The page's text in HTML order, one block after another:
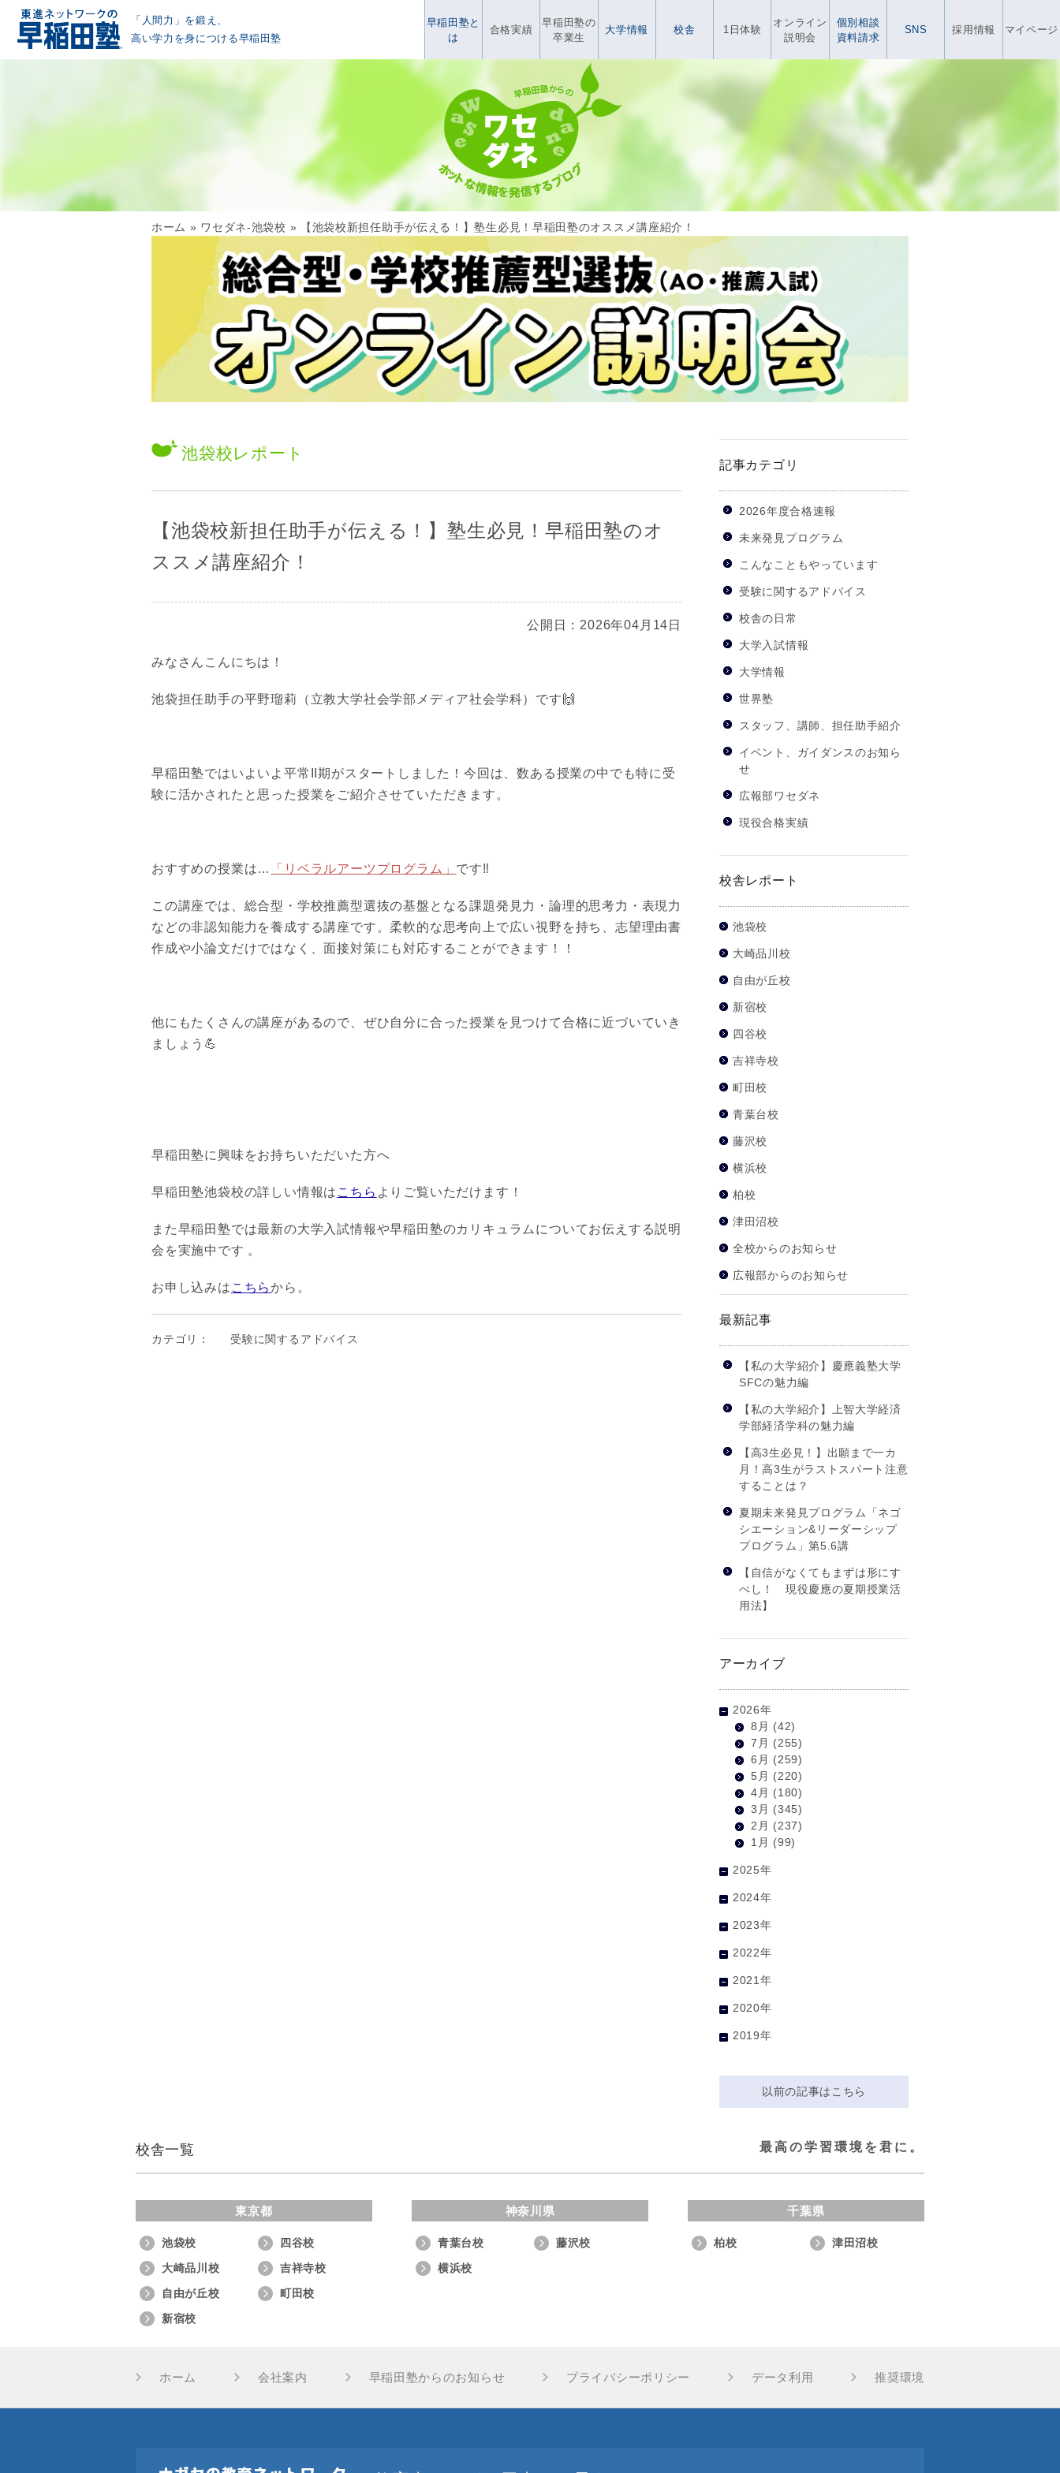
「人間力」を鍛え、
高い学力を身につける早稲田塾
早稲田塾と
は
合格実績
早稲田塾の
卒業生
大学情報 校舎 1日体験
オンライン
説明会
個別相談
資料請求
SNS 採用情報 マイページ
ホーム » ワセダネ-池袋校 » 【池袋校新担任助手が伝える！】塾生必見！早稲田塾のオススメ講座紹介！
池袋校レポート
【池袋校新担任助手が伝える！】塾生必見！早稲田塾のオ
ススメ講座紹介！
公開日：2026年04月14日
みなさんこんにちは！
池袋担任助手の平野瑠莉（立教大学社会学部メディア社会学科）です🙌
早稲田塾ではいよいよ平常II期がスタートしました！今回は、数ある授業の中でも特に受
験に活かされたと思った授業をご紹介させていただきます。
おすすめの授業は… 「リベラルアーツプログラム」 です‼️
この講座では、総合型・学校推薦型選抜の基盤となる課題発見力・論理的思考力・表現力
などの非認知能力を養成する講座です。柔軟的な思考向上で広い視野を持ち、志望理由書
作成や小論文だけではなく、面接対策にも対応することができます！！
他にもたくさんの講座があるので、ぜひ自分に合った授業を見つけて合格に近づいていき
ましょう💪
早稲田塾に興味をお持ちいただいた方へ
早稲田塾池袋校の詳しい情報は こちら よりご覧いただけます！
また早稲田塾では最新の大学入試情報や早稲田塾のカリキュラムについてお伝えする説明
会を実施中です 。
お申し込みは こちらから。
カテゴリ： 受験に関するアドバイス
記事カテゴリ
2026年度合格速報
未来発見プログラム
こんなこともやっています
受験に関するアドバイス
校舎の日常
大学入試情報
大学情報
世界塾
スタッフ、講師、担任助手紹介
イベント、ガイダンスのお知ら
せ
広報部ワセダネ
現役合格実績
校舎レポート
池袋校
大崎品川校
自由が丘校
新宿校
四谷校
吉祥寺校
町田校
青葉台校
藤沢校
横浜校
柏校
津田沼校
全校からのお知らせ
広報部からのお知らせ
最新記事
【私の大学紹介】慶應義塾大学
SFCの魅力編
【私の大学紹介】上智大学経済
学部経済学科の魅力編
【高3生必見！】出願まで一カ
月！高3生がラストスパート注意
することは？
夏期未来発見プログラム「ネゴ
シエーション&リーダーシップ
プログラム」第5.6講
【自信がなくてもまずは形にす
べし！ 現役慶應の夏期授業活
用法】
アーカイブ
2026年
8月 (42)
7月 (255)
6月 (259)
5月 (220)
4月 (180)
3月 (345)
2月 (237)
1月 (99)
2025年
2024年
2023年
2022年
2021年
2020年
2019年
以前の記事はこちら
校舎一覧 最高の学習環境を君に。
東京都
池袋校
四谷校
大崎品川校
吉祥寺校
自由が丘校
町田校
新宿校
神奈川県
青葉台校
藤沢校
横浜校
千葉県
柏校 津田沼校
ホーム 会社案内 早稲田塾からのお知らせ プライバシーポリシー データ利用 推奨環境